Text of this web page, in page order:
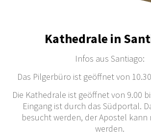
Kathedrale in
Infos aus Santiago:
Das Pilgerbüro ist geöffnet von
Die Kathedrale ist geöffnet von 9.00
Eingang ist durch das Südportal.
besucht werden, der Apostel
werden.